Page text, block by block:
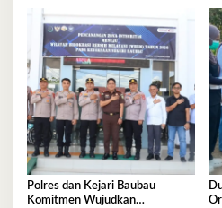
Polres dan Kejari Baubau
Komitmen Wujudkan